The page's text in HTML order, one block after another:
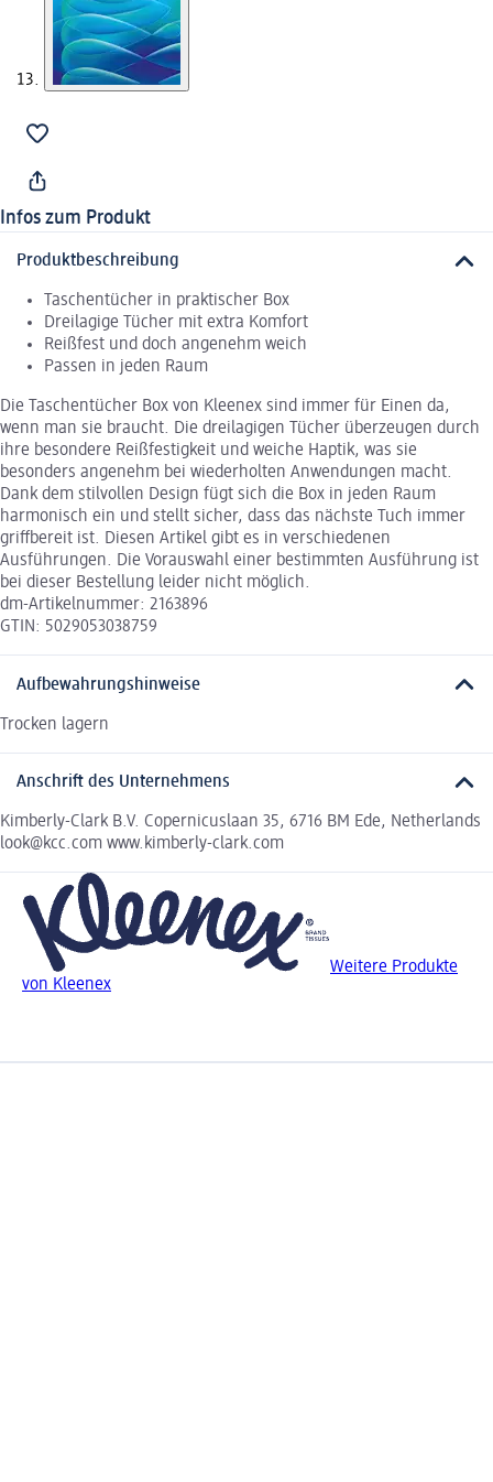
Infos zum Produkt
Produktbeschreibung
Taschentücher in praktischer Box
Dreilagige Tücher mit extra Komfort
Reißfest und doch angenehm weich
Passen in jeden Raum
Die Taschentücher Box von Kleenex sind immer für Einen da,
wenn man sie braucht. Die dreilagigen Tücher überzeugen durch
ihre besondere Reißfestigkeit und weiche Haptik, was sie
besonders angenehm bei wiederholten Anwendungen macht.
Dank dem stilvollen Design fügt sich die Box in jeden Raum
harmonisch ein und stellt sicher, dass das nächste Tuch immer
griffbereit ist. Diesen Artikel gibt es in verschiedenen
Ausführungen. Die Vorauswahl einer bestimmten Ausführung ist
bei dieser Bestellung leider nicht möglich.
dm-Artikelnummer: 2163896
GTIN: 5029053038759
Aufbewahrungshinweise
Trocken lagern
Anschrift des Unternehmens
Kimberly-Clark B.V. Copernicuslaan 35, 6716 BM Ede, Netherlands
look@kcc.com www.kimberly-clark.com
Weitere Produkte
von Kleenex